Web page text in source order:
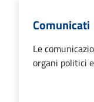
Comunicati
Le
organi politici